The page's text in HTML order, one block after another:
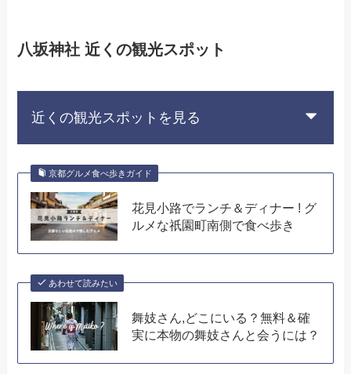
八坂神社 近くの観光スポット
近くの観光スポットを見る
京都グルメ食べ歩きガイド
花見小路でランチ＆ディナー ! グ
ルメな祇園町南側で食べ歩き
あわせて読みたい
舞妓さん,どこにいる？無料＆確
実に本物の舞妓さんと会うには？